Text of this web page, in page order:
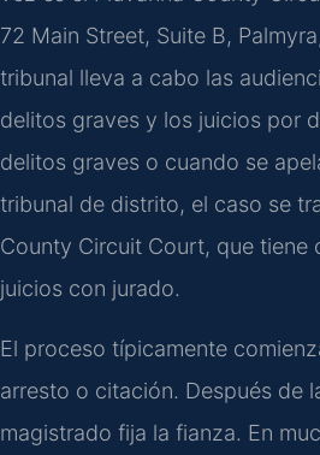
72 Main Street, Suite B,
tribunal lleva a cabo las
delitos graves y los juicios por
delitos graves o cuando se
tribunal de distrito, el caso se
County Circuit Court, que tiene
juicios con jurado.
El proceso típicamente
arresto o citación. Después de
magistrado fija la fianza. En